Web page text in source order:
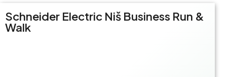
Schneider Electric Niš Business Run &
Walk